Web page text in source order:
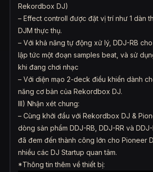
Rekordbox DJ)
– Effect controll được đặt vị trí như 1 dàn
DJM thực thụ.
– Với khả năng tự động xử lý, DDJ-RB
lập tức một đoạn samples beat, và sử
khi đang chơi nhạc
– Với diện mạo 2-deck điều khiển dành
năng cơ bản của Rekordbox DJ.
III) Nhận xét chung:
– Cùng khởi đầu với Rekordbox DJ &
dòng sản phẩm DDJ-RB, DDJ-RR và
đã đem đến thành công lớn cho Pioneer
nhiều các DJ Startup quan tâm.
*Thông tin thêm về thiết bị: